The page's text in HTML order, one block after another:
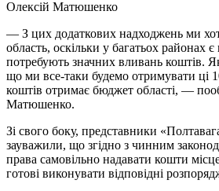
Олексій Матюшенко
— З цих додаткових надходжень ми
область, оскільки у багатьох районах
потребують значних вливань коштів.
що ми все-таки будемо отримувати ці
коштів отримає бюджет області, —
Матюшенко.
Зі свого боку, представники
зауважили, що згідно з чинним
права самовільно надавати кошти
готові виконувати відповідні